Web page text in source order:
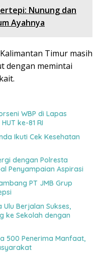
Nunung dan
Ayahnya
Timur masih
dengan memintai
WBP di Lapas
ke-81 RI
Ikuti Cek Kesehatan
dengan Polresta
Penyampaian Aspirasi
PT JMB Grup
Ulu Berjalan Sukses,
ke Sekolah dengan
500 Penerima Manfaat,